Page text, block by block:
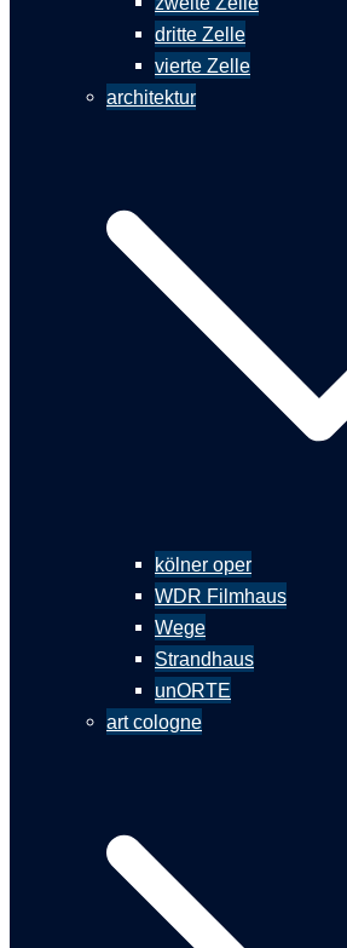
dritte Zelle
vierte Zelle
architektur
kölner oper
WDR Filmhaus
Wege
Strandhaus
unORTE
art cologne